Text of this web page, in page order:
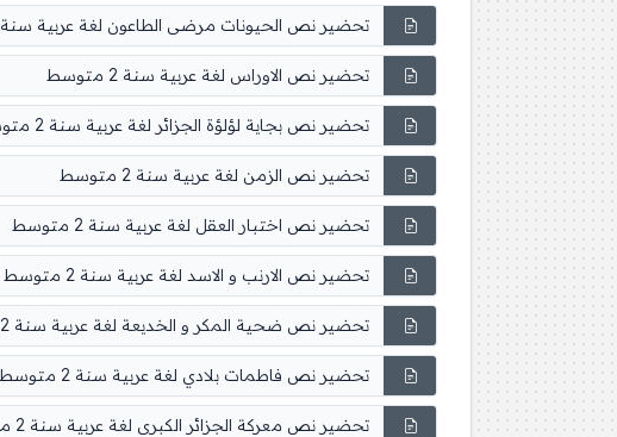
تحضير نص الحيونات مرضى الطاعون لغة عربية سنة 2 متوسط
تحضير نص الاوراس لغة عربية سنة 2 متوسط
تحضير نص بجاية لؤلؤة الجزائر لغة عربية سنة 2 متوسط
تحضير نص الزمن لغة عربية سنة 2 متوسط
تحضير نص اختبار العقل لغة عربية سنة 2 متوسط
تحضير نص الارنب و الاسد لغة عربية سنة 2 متوسط
تحضير نص ضحية المكر و الخديعة لغة عربية سنة 2 متوسط
تحضير نص فاطمات بلادي لغة عربية سنة 2 متوسط
تحضير نص معركة الجزائر الكبرى لغة عربية سنة 2 متوسط